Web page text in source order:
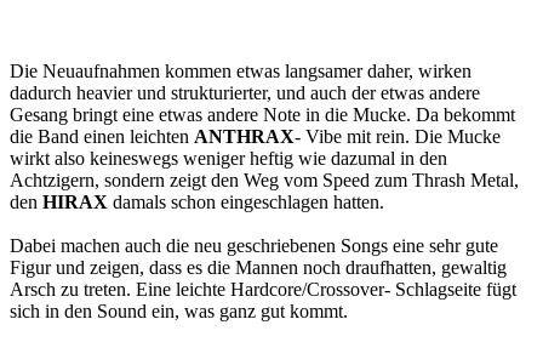
Die Neuaufnahmen kommen etwas langsamer daher, wirken
dadurch heavier und strukturierter, und auch der etwas andere
Gesang bringt eine etwas andere Note in die Mucke. Da bekommt
die Band einen leichten ANTHRAX- Vibe mit rein. Die Mucke
wirkt also keineswegs weniger heftig wie dazumal in den
Achtzigern, sondern zeigt den Weg vom Speed zum Thrash Metal,
den HIRAX damals schon eingeschlagen hatten.
Dabei machen auch die neu geschriebenen Songs eine sehr gute
Figur und zeigen, dass es die Mannen noch draufhatten, gewaltig
Arsch zu treten. Eine leichte Hardcore/Crossover- Schlagseite fügt
sich in den Sound ein, was ganz gut kommt.